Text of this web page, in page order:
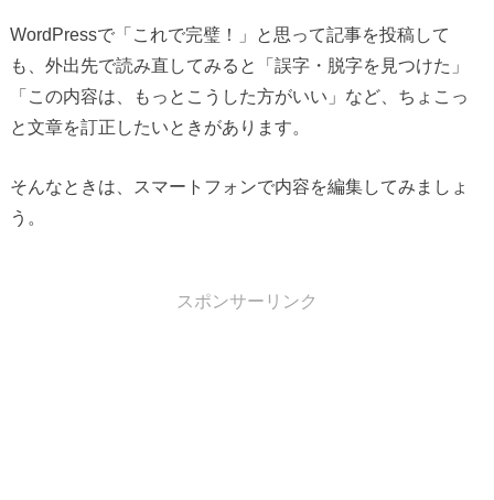
WordPressで「これで完璧！」と思って記事を投稿して
も、外出先で読み直してみると「誤字・脱字を見つけた」
「この内容は、もっとこうした方がいい」など、ちょこっ
と文章を訂正したいときがあります。
そんなときは、スマートフォンで内容を編集してみましょ
う。
スポンサーリンク